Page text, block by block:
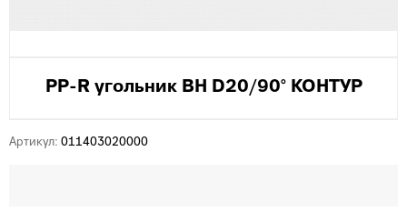
PP-R угольник ВН D20/90° КОНТУР
Артикул: 011403020000